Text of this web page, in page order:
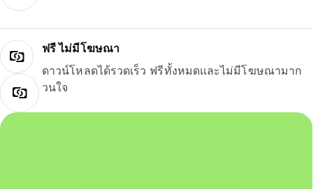
ฟรี ไม่มีโฆษณา
ดาวน์โหลดได้รวดเร็ว ฟรีทั้งหมดและไม่มีโฆษณามาก
วนใจ